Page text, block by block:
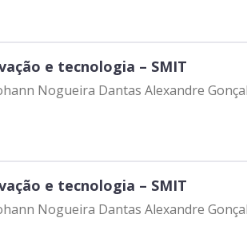
e tecnologia – SMIT
Nogueira Dantas Alexandre
e tecnologia – SMIT
Nogueira Dantas Alexandre